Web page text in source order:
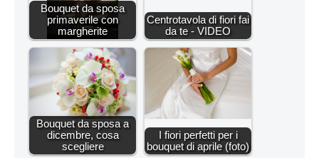
Bouquet da sposa
primaverile con
margherite
Centrotavola di fiori fai
da te - VIDEO
Bouquet da sposa a
dicembre, cosa
scegliere
I fiori perfetti per i
bouquet di aprile (foto)